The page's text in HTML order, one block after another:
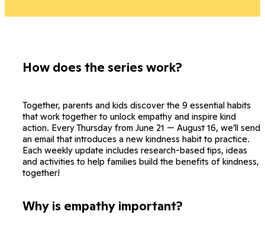
How does the series work?
Together, parents and kids discover the 9 essential habits
that work together to unlock empathy and inspire kind
action. Every Thursday from June 21 — August 16, we’ll send
an email that introduces a new kindness habit to practice.
Each weekly update includes research-based tips, ideas
and activities to help families build the benefits of kindness,
together!
Why is empathy important?